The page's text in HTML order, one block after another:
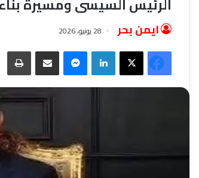
ايمن بحر 28 يونيو، 2026
فيسبوك‫X لينكدإن ماسنجر مشاركة عبر البريد